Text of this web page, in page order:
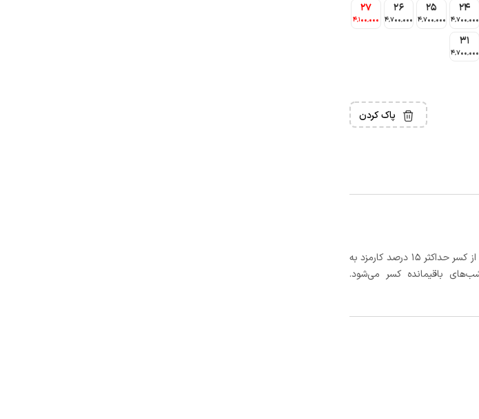
24
4٬700٬000
25
4٬700٬000
26
4٬700٬000
27
4٬100٬000
31
4٬700٬000
پاک کردن
در صورتی که رزرو، حداقل 3 روز کامل قبل از تاریخ ورود لغو گردد؛ مبلغ صورتحساب پس از کسر حداکثر 15 درصد کارمزد به